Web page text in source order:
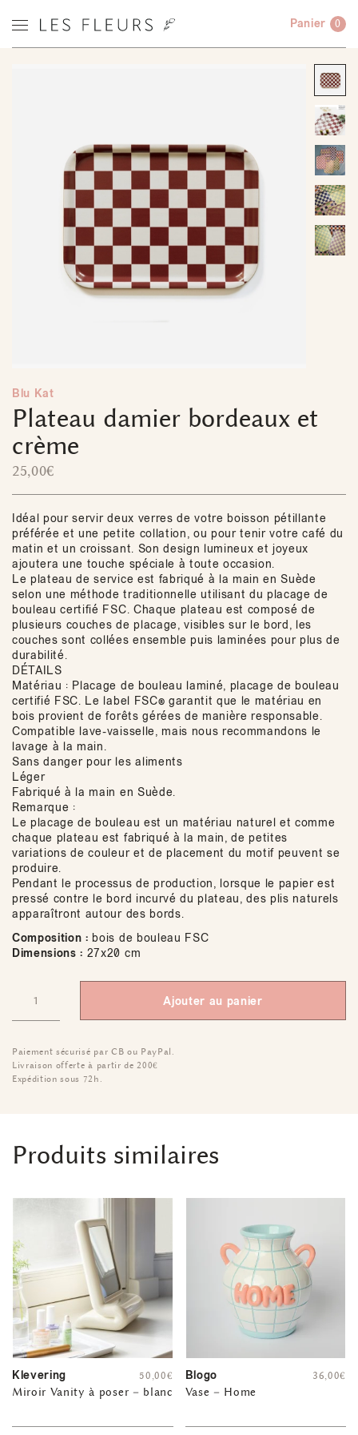
Panier 0
Blu Kat
Plateau damier bordeaux et
crème
25,00€
Idéal pour servir deux verres de votre boisson pétillante
préférée et une petite collation, ou pour tenir votre café du
matin et un croissant. Son design lumineux et joyeux
ajoutera une touche spéciale à toute occasion.
Le plateau de service est fabriqué à la main en Suède
selon une méthode traditionnelle utilisant du placage de
bouleau certifié FSC. Chaque plateau est composé de
plusieurs couches de placage, visibles sur le bord, les
couches sont collées ensemble puis laminées pour plus de
durabilité.
DÉTAILS
Matériau : Placage de bouleau laminé, placage de bouleau
certifié FSC. Le label FSC® garantit que le matériau en
bois provient de forêts gérées de manière responsable.
Compatible lave-vaisselle, mais nous recommandons le
lavage à la main.
Sans danger pour les aliments
Léger
Fabriqué à la main en Suède.
Remarque :
Le placage de bouleau est un matériau naturel et comme
chaque plateau est fabriqué à la main, de petites
variations de couleur et de placement du motif peuvent se
produire.
Pendant le processus de production, lorsque le papier est
pressé contre le bord incurvé du plateau, des plis naturels
apparaîtront autour des bords.
Composition : bois de bouleau FSC
Dimensions : 27x20 cm
Ajouter au panier
Paiement sécurisé par CB ou PayPal.
Livraison offerte à partir de 200€
Expédition sous 72h.
Produits similaires
Klevering
Miroir Vanity à poser – blanc
50,00€ Blogo
Vase – Home
36,00€